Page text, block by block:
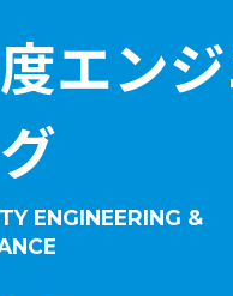
ENGINEERING &